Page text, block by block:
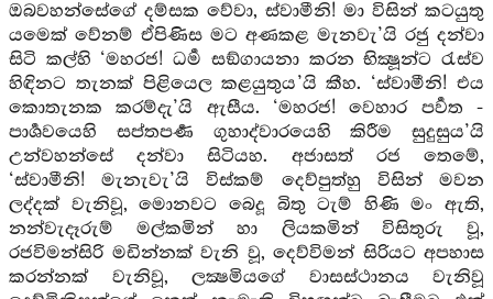
ඔබවහන්සේගේ දම්සක වේවා, ස්වාමීනි! මා විසින් කටයුතු
යමෙක් වේනම් ඒපිණිස මට අණකළ මැනවැ’යි රජු දන්වා
සිටි කල්හි ‘මහරජ! ධර්‍ම සඞ්ගායනා කරන භික්‍ෂූන්ට රැස්ව
හිඳිනට තැනක් පිළියෙල කළයුතුය’යි කීහ. ‘ස්වාමීනි! එය
කොතැනක කරම්දැ’යි ඇසීය. ‘මහරජ! වෙහාර පර්‍වත -
පාර්‍ශවයෙහි සප්තපර්‍ණ ගුහාද්වාරයෙහි කිරීම සුදුසුය’යි
උන්වහන්සේ දන්වා සිටියහ. අජාසත් රජ තෙමේ,
‘ස්වාමීනි! මැනැවැ’යි විස්කම් දෙව්පුත්හු විසින් මවන
ලද්දක් වැනිවූ, මොනවට බෙදූ බිතු ටැම් හිණි මං ඇති,
නන්වැදෑරුම් මල්කමින් හා ලියකමින් විසිතුරු වූ,
රජවිමන්සිරි මඩින්නක් වැනි වූ, දෙව්විමන් සිරියට අපහාස
කරන්නක් වැනිවූ, ලක්‍ෂමියගේ වාසස්ථානය වැනිවූ